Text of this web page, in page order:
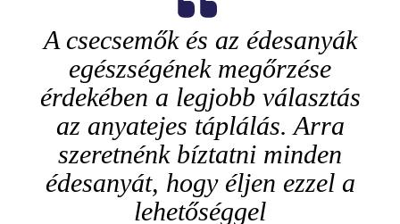
A csecsemők és az édesanyák
egészségének megőrzése
érdekében a legjobb választás
az anyatejes táplálás. Arra
szeretnénk bíztatni minden
édesanyát, hogy éljen ezzel a
lehetőséggel